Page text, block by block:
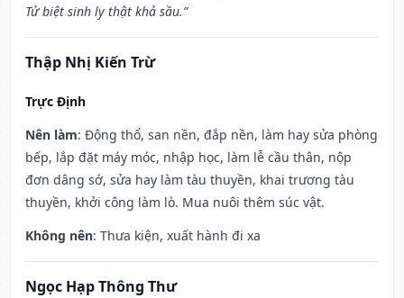
Tử biệt sinh ly thật khả sầu.”
Thập Nhị Kiến Trừ
Trực Định
Nên làm: Động thổ, san nền, đắp nền, làm hay sửa phòng
bếp, lắp đặt máy móc, nhập học, làm lễ cầu thân, nộp
đơn dâng sớ, sửa hay làm tàu thuyền, khai trương tàu
thuyền, khởi công làm lò. Mua nuôi thêm súc vật.
Không nên: Thưa kiện, xuất hành đi xa
Ngọc Hạp Thông Thư